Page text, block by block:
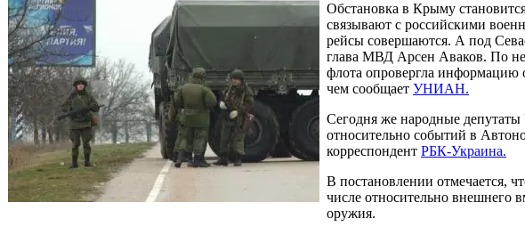
Обстановка в Крыму
связывают с российскими
рейсы совершаются. А под
глава МВД Арсен Аваков. По
флота опровергла информацию
чем сообщает УНИАН.
Сегодня же народные
относительно событий в
корреспондент РБК-Украина.
В постановлении отмечается,
числе относительно внешнего
оружия.